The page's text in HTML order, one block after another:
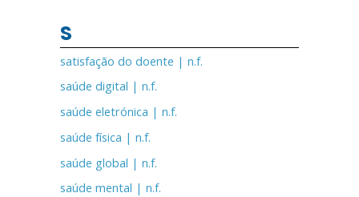
S
satisfação do doente | n.f.
saúde digital | n.f.
saúde eletrónica | n.f.
saúde física | n.f.
saúde global | n.f.
saúde mental | n.f.